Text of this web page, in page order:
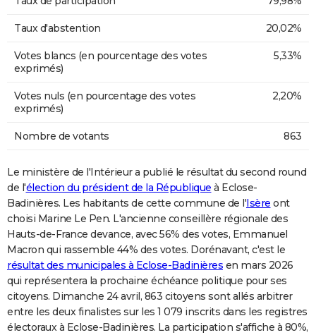
Taux d'abstention 20,02%
Votes blancs (en pourcentage des votes
exprimés)
5,33%
Votes nuls (en pourcentage des votes
exprimés)
2,20%
Nombre de votants 863
Le ministère de l'Intérieur a publié le résultat du second round
de l'élection du président de la République à Eclose-
Badinières. Les habitants de cette commune de l'Isère ont
choisi Marine Le Pen. L'ancienne conseillère régionale des
Hauts-de-France devance, avec 56% des votes, Emmanuel
Macron qui rassemble 44% des votes. Dorénavant, c'est le
résultat des municipales à Eclose-Badinières en mars 2026
qui représentera la prochaine échéance politique pour ses
citoyens. Dimanche 24 avril, 863 citoyens sont allés arbitrer
entre les deux finalistes sur les 1 079 inscrits dans les registres
électoraux à Eclose-Badinières. La participation s'affiche à 80%,